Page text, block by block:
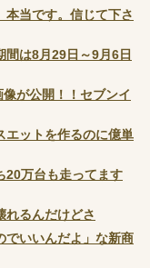
本当です。信じて下さ
間は8月29日～9月6日
が公開！！セブンイ
エットを作るのに億単
20万台も走ってます
れるんだけどさ
でいいんだよ」な新商